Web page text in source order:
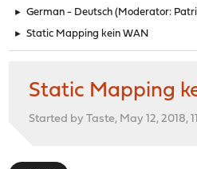
► German - Deutsch (Moderator:
► Static Mapping kein WAN
Static Mapping
Started by Taste, May 12, 2018,